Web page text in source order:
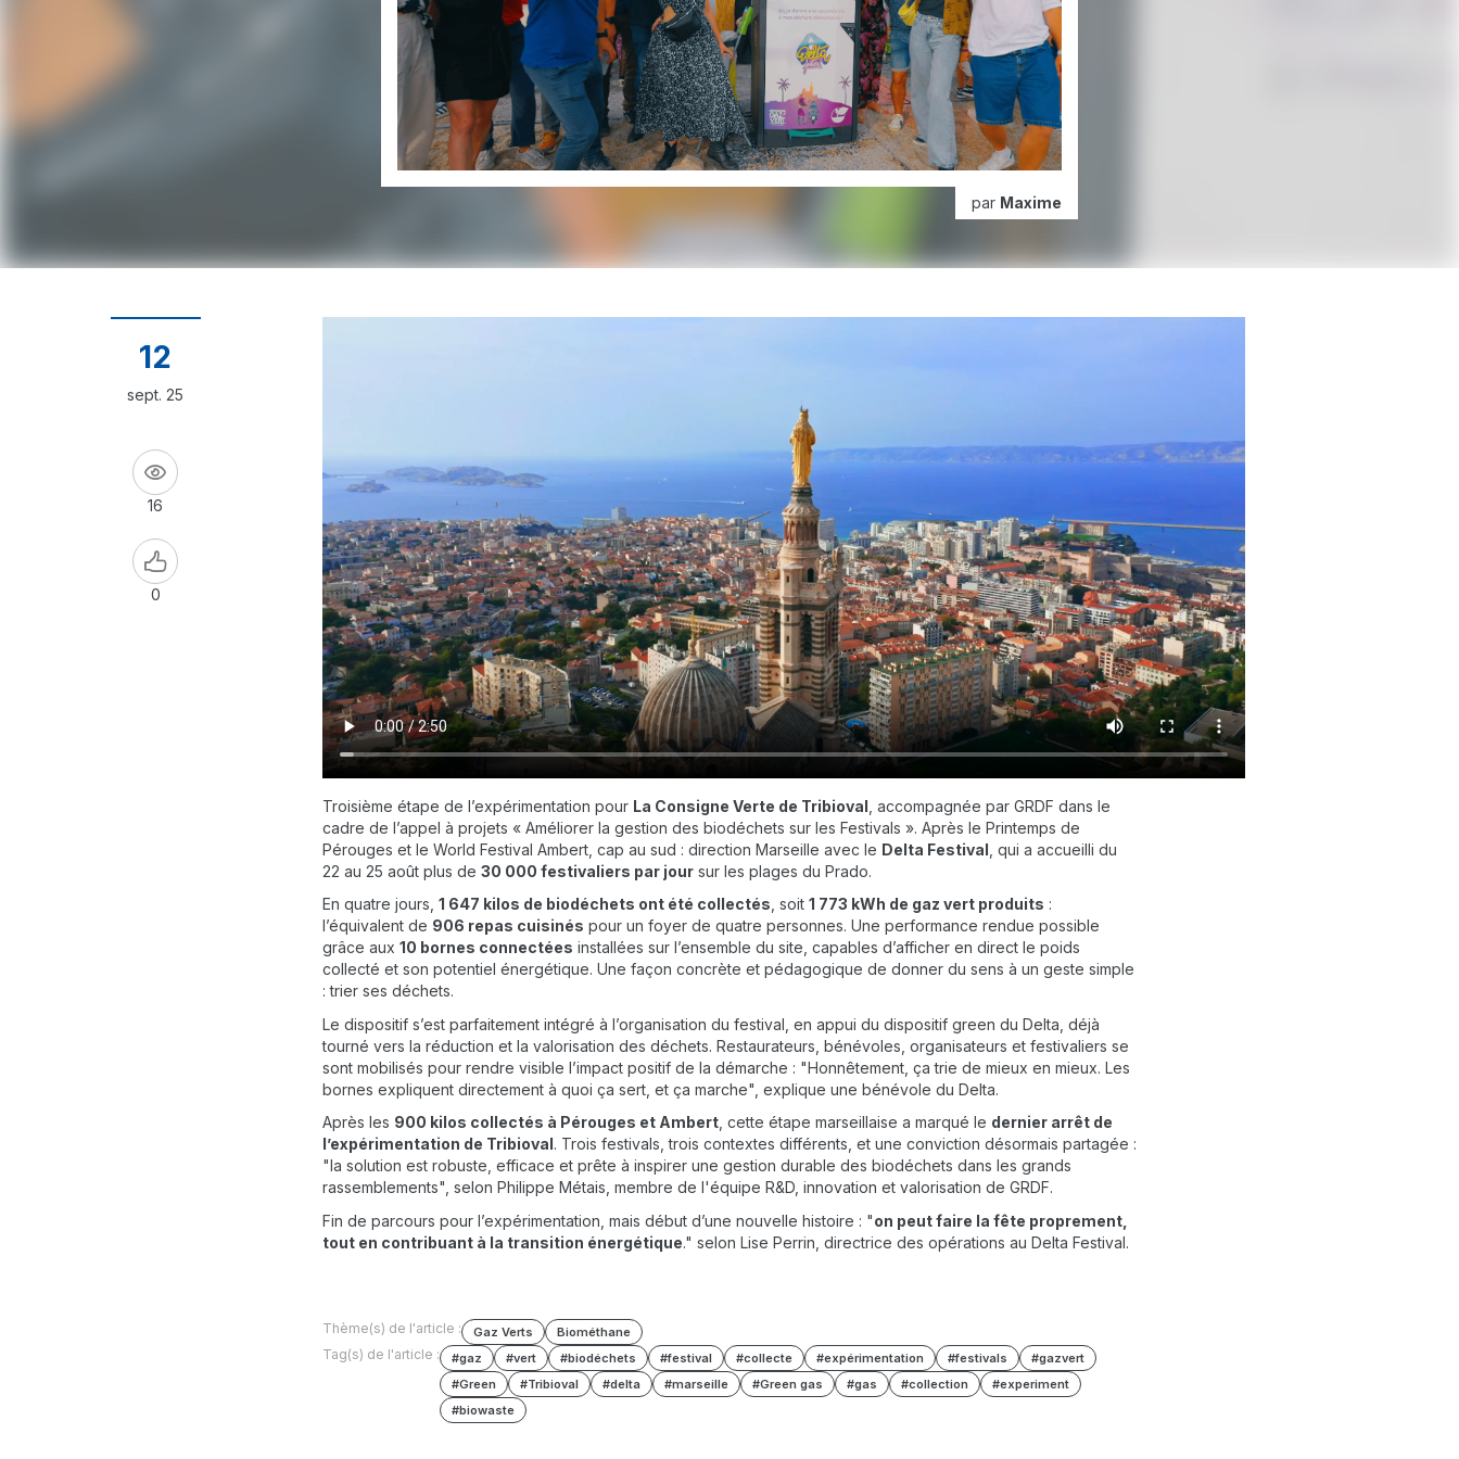
par Maxime
12
sept. 25
16
0
Troisième étape de l’expérimentation pour La Consigne Verte de Tribioval , accompagnée par GRDF dans le
cadre de l’appel à projets « Améliorer la gestion des biodéchets sur les Festivals ». Après le Printemps de
Pérouges et le World Festival Ambert, cap au sud : direction Marseille avec le Delta Festival , qui a accueilli du
22 au 25 août plus de 30 000 festivaliers par jour sur les plages du Prado.
En quatre jours, 1 647 kilos de biodéchets ont été collectés , soit 1 773 kWh de gaz vert produits :
l’équivalent de 906 repas cuisinés pour un foyer de quatre personnes. Une performance rendue possible
grâce aux 10 bornes connectées installées sur l’ensemble du site, capables d’afficher en direct le poids
collecté et son potentiel énergétique. Une façon concrète et pédagogique de donner du sens à un geste simple
: trier ses déchets.
Le dispositif s’est parfaitement intégré à l’organisation du festival, en appui du dispositif green du Delta, déjà
tourné vers la réduction et la valorisation des déchets. Restaurateurs, bénévoles, organisateurs et festivaliers se
sont mobilisés pour rendre visible l’impact positif de la démarche : "Honnêtement, ça trie de mieux en mieux. Les
bornes expliquent directement à quoi ça sert, et ça marche", explique une bénévole du Delta.
Après les 900 kilos collectés à Pérouges et Ambert , cette étape marseillaise a marqué le dernier arrêt de
l’expérimentation de Tribioval. Trois festivals, trois contextes différents, et une conviction désormais partagée :
"la solution est robuste, efficace et prête à inspirer une gestion durable des biodéchets dans les grands
rassemblements", selon Philippe Métais, membre de l'équipe R&D, innovation et valorisation de GRDF.
Fin de parcours pour l’expérimentation, mais début d’une nouvelle histoire : "on peut faire la fête proprement,
tout en contribuant à la transition énergétique." selon Lise Perrin, directrice des opérations au Delta Festival.
Thème(s) de l'article : Gaz Verts Biométhane
Tag(s) de l'article : #gaz #vert #biodéchets #festival #collecte #expérimentation #festivals
#gazvert
#Green
#Tribioval #delta #marseille #Green gas #gas #collection
#experiment
#biowaste